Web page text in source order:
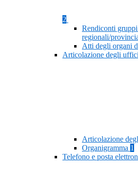
2
Rendiconti
regionali/
Atti degli organi
Articolazione degli uffici
Articolazione
Organigramma 1
Telefono e posta